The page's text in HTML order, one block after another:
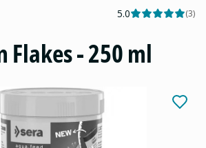
5.0 (3)
Flakes - 250 ml